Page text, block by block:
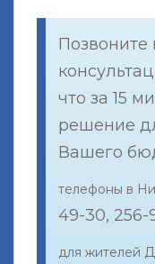
что за 15
решение
Вашего
телефоны в
49-30, 256-
для жителей